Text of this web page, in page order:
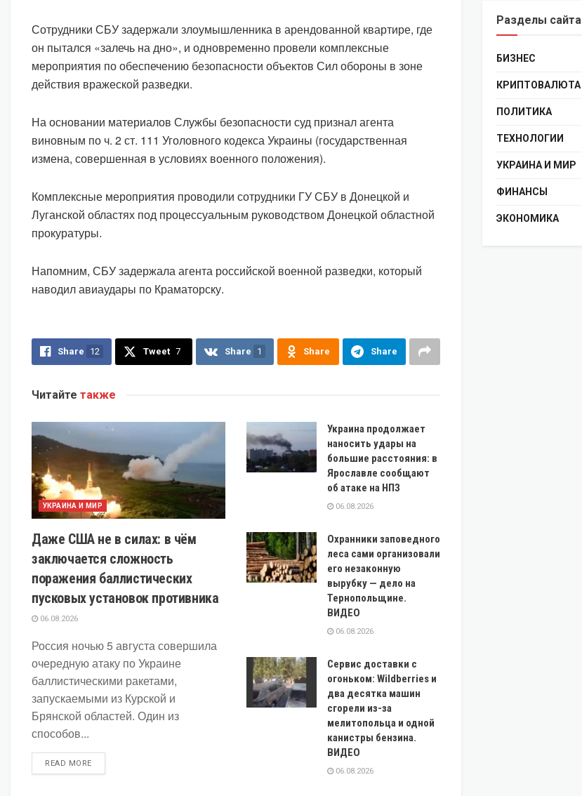
Сотрудники СБУ задержали злоумышленника в арендованной квартире, где
он пытался «залечь на дно», и одновременно провели комплексные
мероприятия по обеспечению безопасности объектов Сил обороны в зоне
действия вражеской разведки.
На основании материалов Службы безопасности суд признал агента
виновным по ч. 2 ст. 111 Уголовного кодекса Украины (государственная
измена, совершенная в условиях военного положения).
Комплексные мероприятия проводили сотрудники ГУ СБУ в Донецкой и
Луганской областях под процессуальным руководством Донецкой областной
прокуратуры.
Напомним, СБУ задержала агента российской военной разведки, который
наводил авиаудары по Краматорску.
Share 12 Tweet 7 Share 1 Share Share
Читайте также
УКРАИНА И МИР
Даже США не в силах: в чём
заключается сложность
поражения баллистических
пусковых установок противника
06.08.2026
Россия ночью 5 августа совершила
очередную атаку по Украине
баллистическими ракетами,
запускаемыми из Курской и
Брянской областей. Один из
способов...
READ MOREDETAILS
Украина продолжает
наносить удары на
большие расстояния: в
Ярославле сообщают
об атаке на НПЗ
06.08.2026
Охранники заповедного
леса сами организовали
его незаконную
вырубку — дело на
Тернопольщине.
ВИДЕО
06.08.2026
Сервис доставки с
огоньком: Wildberries и
два десятка машин
сгорели из-за
мелитопольца и одной
канистры бензина.
ВИДЕО
06.08.2026
Разделы сайта
БИЗНЕС
КРИПТОВАЛЮТА
ПОЛИТИКА
ТЕХНОЛОГИИ
УКРАИНА И МИР
ФИНАНСЫ
ЭКОНОМИКА